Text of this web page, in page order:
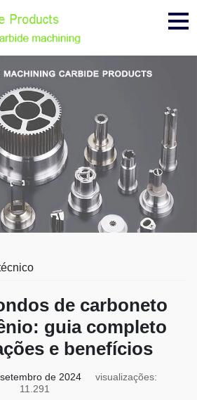
de carboneto
guia completo
e benefícios
de 2024
visualizações:
11.291